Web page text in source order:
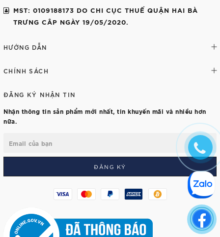
MST: 0109188173 DO CHI CỤC THUẾ QUẬN HAI BÀ
TRƯNG CÂP NGÀY 19/05/2020.
HƯỚNG DẪN
CHÍNH SÁCH
ĐĂNG KÝ NHẬN TIN
Nhận thông tin sản phẩm mới nhất, tin khuyến mãi và nhiều hơn
nữa.
ĐĂNG KÝ